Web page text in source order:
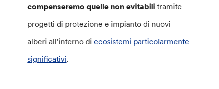
compenseremo quelle non evitabili tramite
progetti di protezione e impianto di nuovi
alberi all’interno diecosistemi particolarmente
significativi.